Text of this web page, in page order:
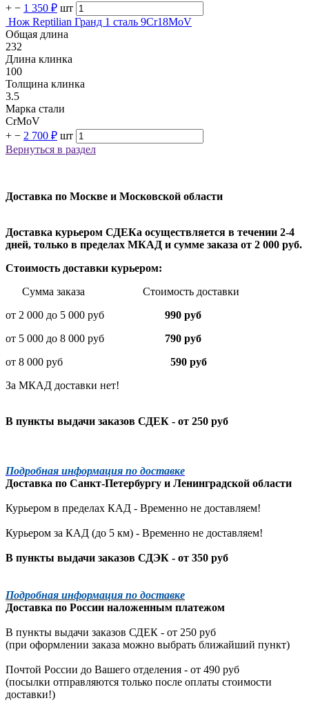
+ − 1 350 ₽ шт
Нож Reptilian Гранд 1 сталь 9Cr18MoV
Общая длина
232
Длина клинка
100
Толщина клинка
3.5
Марка стали
CrMoV
+ − 2 700 ₽ шт
Вернуться в раздел
Доставка по Москве и Московской области
Доставка курьером СДЕКа осуществляется в течении 2-4
дней, только в пределах МКАД и сумме заказа от 2 000 руб.
Стоимость доставки курьером:
Сумма заказа Стоимость доставки
от 2 000 до 5 000 руб
990 руб
от 5 000 до 8 000 руб 790 руб
от 8 000 руб 590 руб
За МКАД доставки нет!
В пункты выдачи заказов СДЕК - от 250 руб
Подробная информация по доставке
Доставка по Санкт-Петербургу и Ленинградской области
Курьером в пределах КАД - Временно не доставляем!
Курьером за КАД (до 5 км) - Временно не доставляем!
В пункты выдачи заказов СДЭК - от 350 руб
Подробная информация по доставке
Доставка по России наложенным платежом
В пункты выдачи заказов СДЕК - от 250 руб
(при оформлении заказа можно выбрать ближайший пункт)
Почтой России до Вашего отделения - от 490 руб
(посылки отправляются только после оплаты стоимости
доставки!)